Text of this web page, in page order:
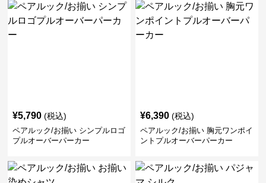
¥5,790 (税込)
ペアルック/お揃い シンプルロゴ
プルオーバーパーカー
¥6,390 (税込)
ペアルック/お揃い 胸元ワンポイ
ントプルオーバーパーカー